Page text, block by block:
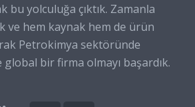
bu yolculuğa çıktık. Zamanla
ve hem kaynak hem de ürün
Petrokimya sektöründe
global bir firma olmayı başardık.